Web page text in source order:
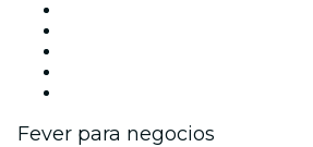
Fever para negocios